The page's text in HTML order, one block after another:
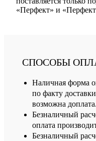
«Перфект» и
СПОСОБЫ
Наличная форма
по факту
возможна доплата.
Безналичный
оплата
Безналичный